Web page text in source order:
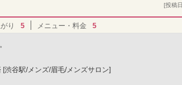
[投稿
り 5 メニュー・料金 5
谷駅/メンズ/眉毛/メンズサロン]